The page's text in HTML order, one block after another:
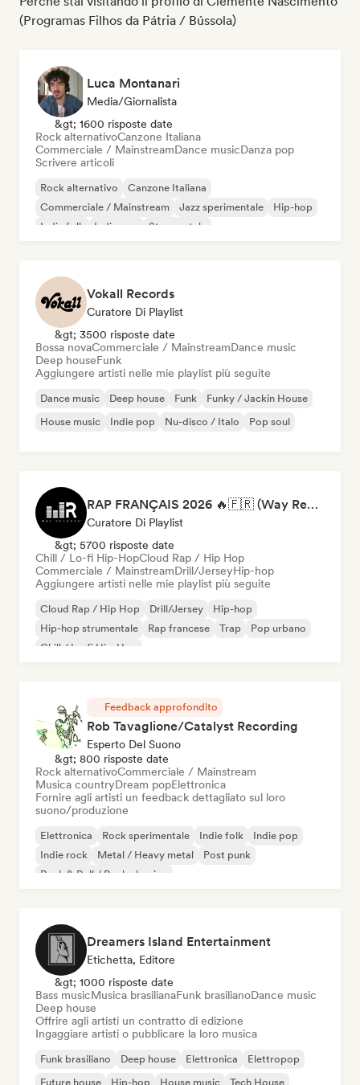
(Programas Filhos da Pátria / Bússola)
Luca Montanari
Media/Giornalista
&gt; 1600 risposte date
Rock alternativoCanzone Italiana
Commerciale / MainstreamDance musicDanza pop
Scrivere articoli
Rock alternativo
Canzone Italiana
Commerciale / Mainstream
Jazz sperimentale
Hip-hop
Indie folk
Indie pop Strumentale
Vokall Records
Curatore Di Playlist
&gt; 3500 risposte date
Bossa novaCommerciale / MainstreamDance music
Deep houseFunk
Aggiungere artisti nelle mie playlist più seguite
Dance music Deep house Funk
Funky / Jackin House
House music
Indie pop Nu-disco / Italo Pop soul
RAP FRANÇAIS 2026 🔥🇫🇷 (Way Records)
Curatore Di Playlist
&gt; 5700 risposte date
Chill / Lo-fi Hip-HopCloud Rap / Hip Hop
Commerciale / MainstreamDrill/JerseyHip-hop
Aggiungere artisti nelle mie playlist più seguite
Cloud Rap / Hip Hop Drill/Jersey
Hip-hop
Hip-hop strumentale
Rap francese Trap
Pop urbano
Chill / Lo-fi Hip-Hop
Feedback approfondito
Rob Tavaglione/Catalyst Recording
Esperto Del Suono
&gt; 800 risposte date
Rock alternativoCommerciale / Mainstream
Musica countryDream popElettronica
Fornire agli artisti un feedback dettagliato sul loro
suono/produzione
Elettronica Rock sperimentale Indie folk
Indie pop
Indie rock
Metal / Heavy metal
Post punk
Rock & Roll / Rock classico
Dreamers Island Entertainment
Etichetta, Editore
&gt; 1000 risposte date
Bass musicMusica brasilianaFunk brasilianoDance music
Deep house
Offrire agli artisti un contratto di edizione
Ingaggiare artisti o pubblicare la loro musica
Funk brasiliano Deep house Elettronica
Elettropop
Future house
Hip-hop House music Tech House